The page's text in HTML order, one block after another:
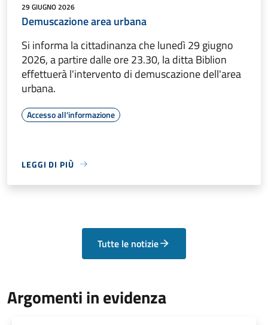
29 GIUGNO 2026
Demuscazione area urbana
Si informa la cittadinanza che lunedì 29 giugno
2026, a partire dalle ore 23.30, la ditta Biblion
effettuerà l'intervento di demuscazione dell'area
urbana.
Accesso all'informazione
LEGGI DI PIÙ
Tutte le notizie
Argomenti in evidenza